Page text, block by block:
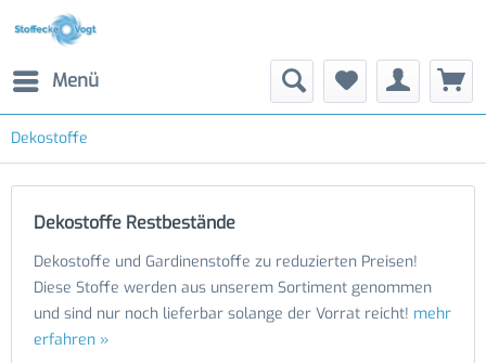
Menü
Dekostoffe
Dekostoffe Restbestände
Dekostoffe und Gardinenstoffe zu reduzierten Preisen!
Diese Stoffe werden aus unserem Sortiment genommen
und sind nur noch lieferbar solange der Vorrat reicht! mehr
erfahren »